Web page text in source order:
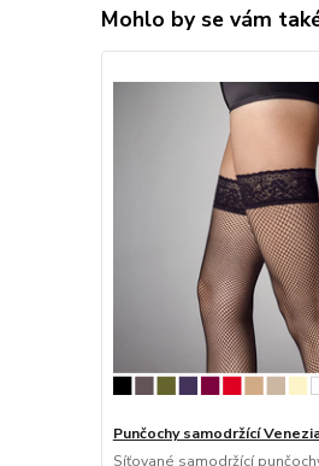
Mohlo by se vám
Punčochy samodržící
Síťované samodržící